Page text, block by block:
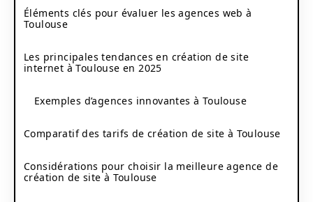
Éléments clés pour évaluer les agences web à
Toulouse
Les principales tendances en création de site
internet à Toulouse en 2025
Exemples d’agences innovantes à Toulouse
Comparatif des tarifs de création de site à Toulouse
Considérations pour choisir la meilleure agence de
création de site à Toulouse